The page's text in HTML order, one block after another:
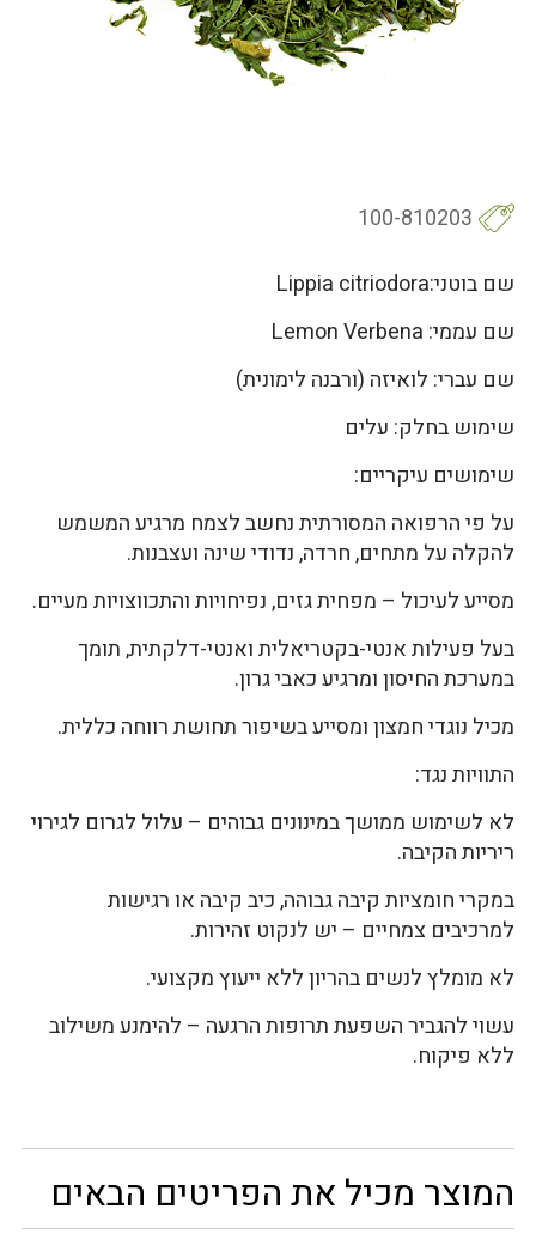
100-810203
שם בוטני:Lippia citriodora
שם עממי: Lemon Verbena
שם עברי: לואיזה (ורבנה לימונית)
שימוש בחלק: עלים
שימושים עיקריים:
על פי הרפואה המסורתית נחשב לצמח מרגיע המשמש
להקלה על מתחים, חרדה, נדודי שינה ועצבנות.
מסייע לעיכול – מפחית גזים, נפיחויות והתכווצויות מעיים.
בעל פעילות אנטי-בקטריאלית ואנטי-דלקתית, תומך
במערכת החיסון ומרגיע כאבי גרון.
מכיל נוגדי חמצון ומסייע בשיפור תחושת רווחה כללית.
התוויות נגד:
לא לשימוש ממושך במינונים גבוהים – עלול לגרום לגירוי
ריריות הקיבה.
במקרי חומציות קיבה גבוהה, כיב קיבה או רגישות
למרכיבים צמחיים – יש לנקוט זהירות.
לא מומלץ לנשים בהריון ללא ייעוץ מקצועי.
עשוי להגביר השפעת תרופות הרגעה – להימנע משילוב
ללא פיקוח.
המוצר מכיל את הפריטים הבאים